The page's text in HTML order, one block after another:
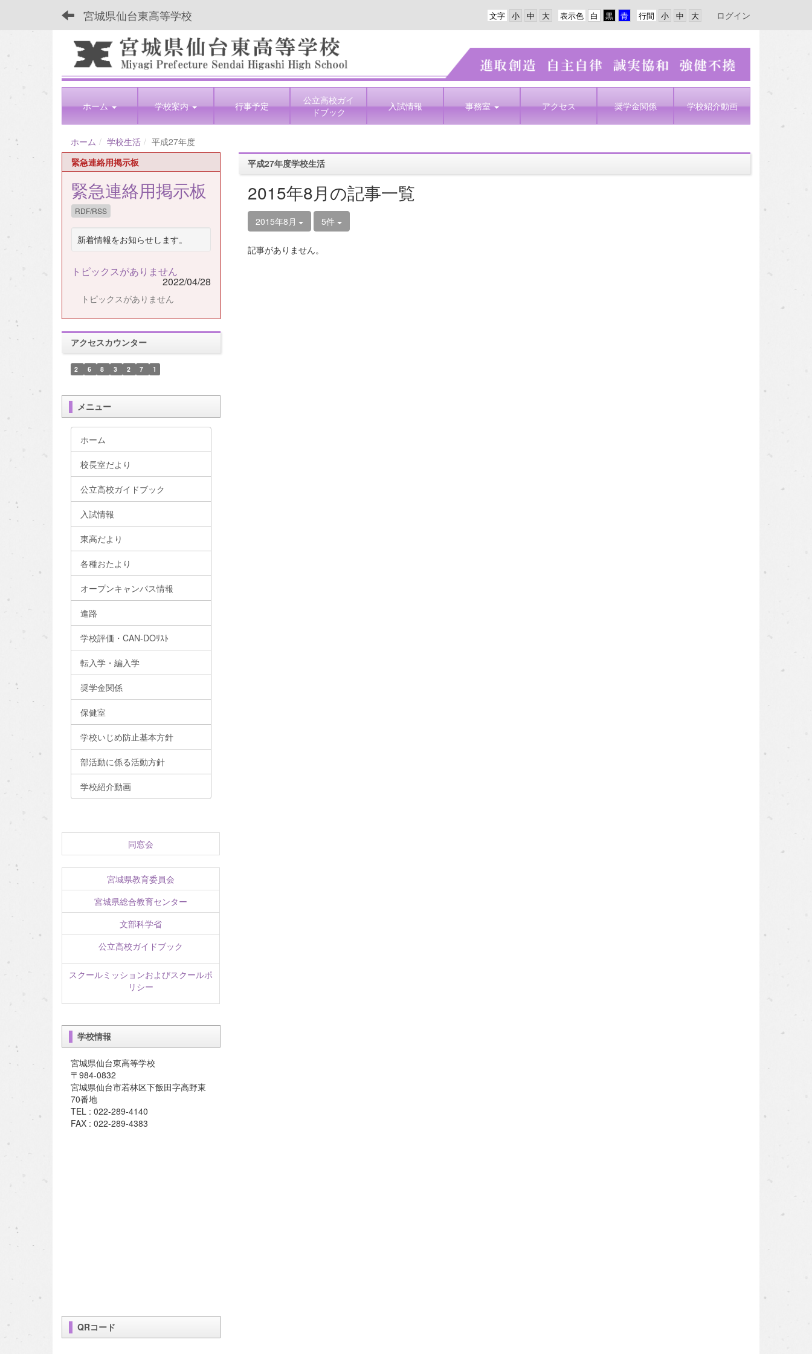
宮城県仙台東高等学校 行間
表示色
文字 ログイン
ホーム 学校案内 行事予定
公立高校ガイ
ドブック
入試情報 事務室 アクセス 奨学金関係 学校紹介動画
ホーム 学校生活
平成27年度
平成27年度学校生活
2015年8月の記事一覧
2015年8月 5件
記事がありません。
緊急連絡用掲示板
緊急連絡用掲示板
RDF/RSS
新着情報をお知らせします。
トピックスがありません
2022/04/28
トピックスがありません
アクセスカウンター
2 6 8 3 2 7 1
メニュー
ホーム
校長室だより
公立高校ガイドブック
入試情報
東高だより
各種おたより
オープンキャンパス情報
進路
学校評価・CAN-DOﾘｽﾄ
転入学・編入学
奨学金関係
保健室
学校いじめ防止基本方針
部活動に係る活動方針
学校紹介動画
同窓会
宮城県教育委員会
宮城県総合教育センター
文部科学省
公立高校ガイドブック
スクールミッションおよびスクールポ
リシー
学校情報
宮城県仙台東高等学校
〒984-0832
宮城県仙台市若林区下飯田字高野東
70番地
TEL : 022-289-4140
FAX : 022-289-4383
QRコード